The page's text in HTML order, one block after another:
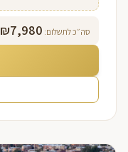
סה״כ לתשלום: ₪7,980